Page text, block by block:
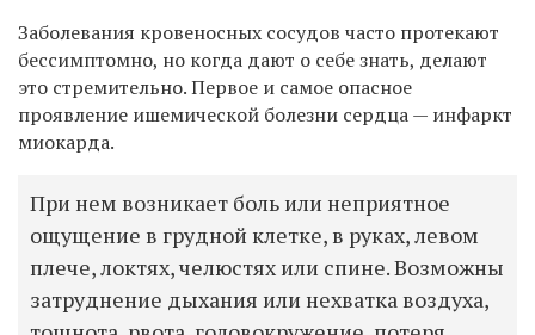
Заболевания кровеносных сосудов часто протекают
бессимптомно, но когда дают о себе знать, делают
это стремительно. Первое и самое опасное
проявление ишемической болезни сердца — инфаркт
миокарда.
При нем возникает боль или неприятное
ощущение в грудной клетке, в руках, левом
плече, локтях, челюстях или спине. Возможны
затруднение дыхания или нехватка воздуха,